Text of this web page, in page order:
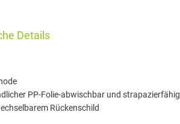
Details
PP-Folie-abwischbar und strapazierfähig
Rückenschild